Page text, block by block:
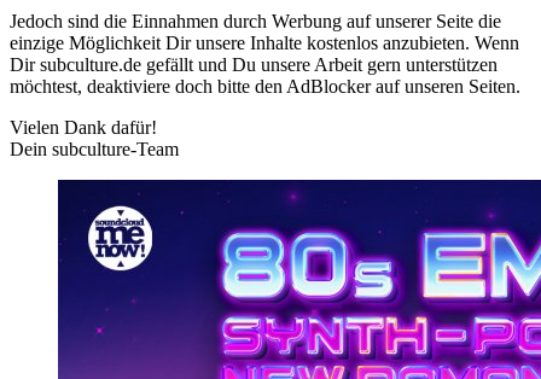
Jedoch sind die Einnahmen durch Werbung auf unserer Seite die
einzige Möglichkeit Dir unsere Inhalte kostenlos anzubieten. Wenn
Dir subculture.de gefällt und Du unsere Arbeit gern unterstützen
möchtest, deaktiviere doch bitte den AdBlocker auf unseren Seiten.
Vielen Dank dafür!
Dein subculture-Team